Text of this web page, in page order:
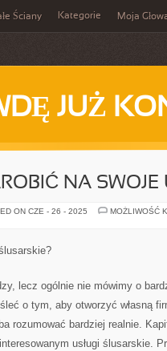
Ściany Kategorie Moja
JUŻ
NA SWOJE
ON CZE - 26 - 2025
MOŻLIWOŚĆ
lecz ogólnie nie mówimy o
o tym, aby otworzyć własną
rozumować bardziej realnie.
usługi ślusarskie.